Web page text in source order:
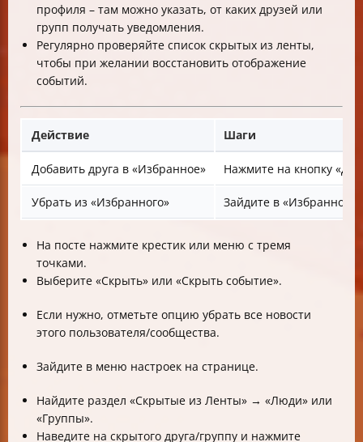
профиля – там можно указать, от каких друзей или
групп получать уведомления.
Регулярно проверяйте список скрытых из ленты,
чтобы при желании восстановить отображение
событий.
Действие Шаги
Добавить друга в «Избранное» Нажмите на кнопку
Убрать из «Избранного» Зайдите в
На посте нажмите крестик или меню с тремя
точками.
Выберите «Скрыть» или «Скрыть событие».
Если нужно, отметьте опцию убрать все новости
этого пользователя/сообщества.
Зайдите в меню настроек на странице.
Найдите раздел «Скрытые из Ленты» → «Люди» или
«Группы».
Наведите на скрытого друга/группу и нажмите